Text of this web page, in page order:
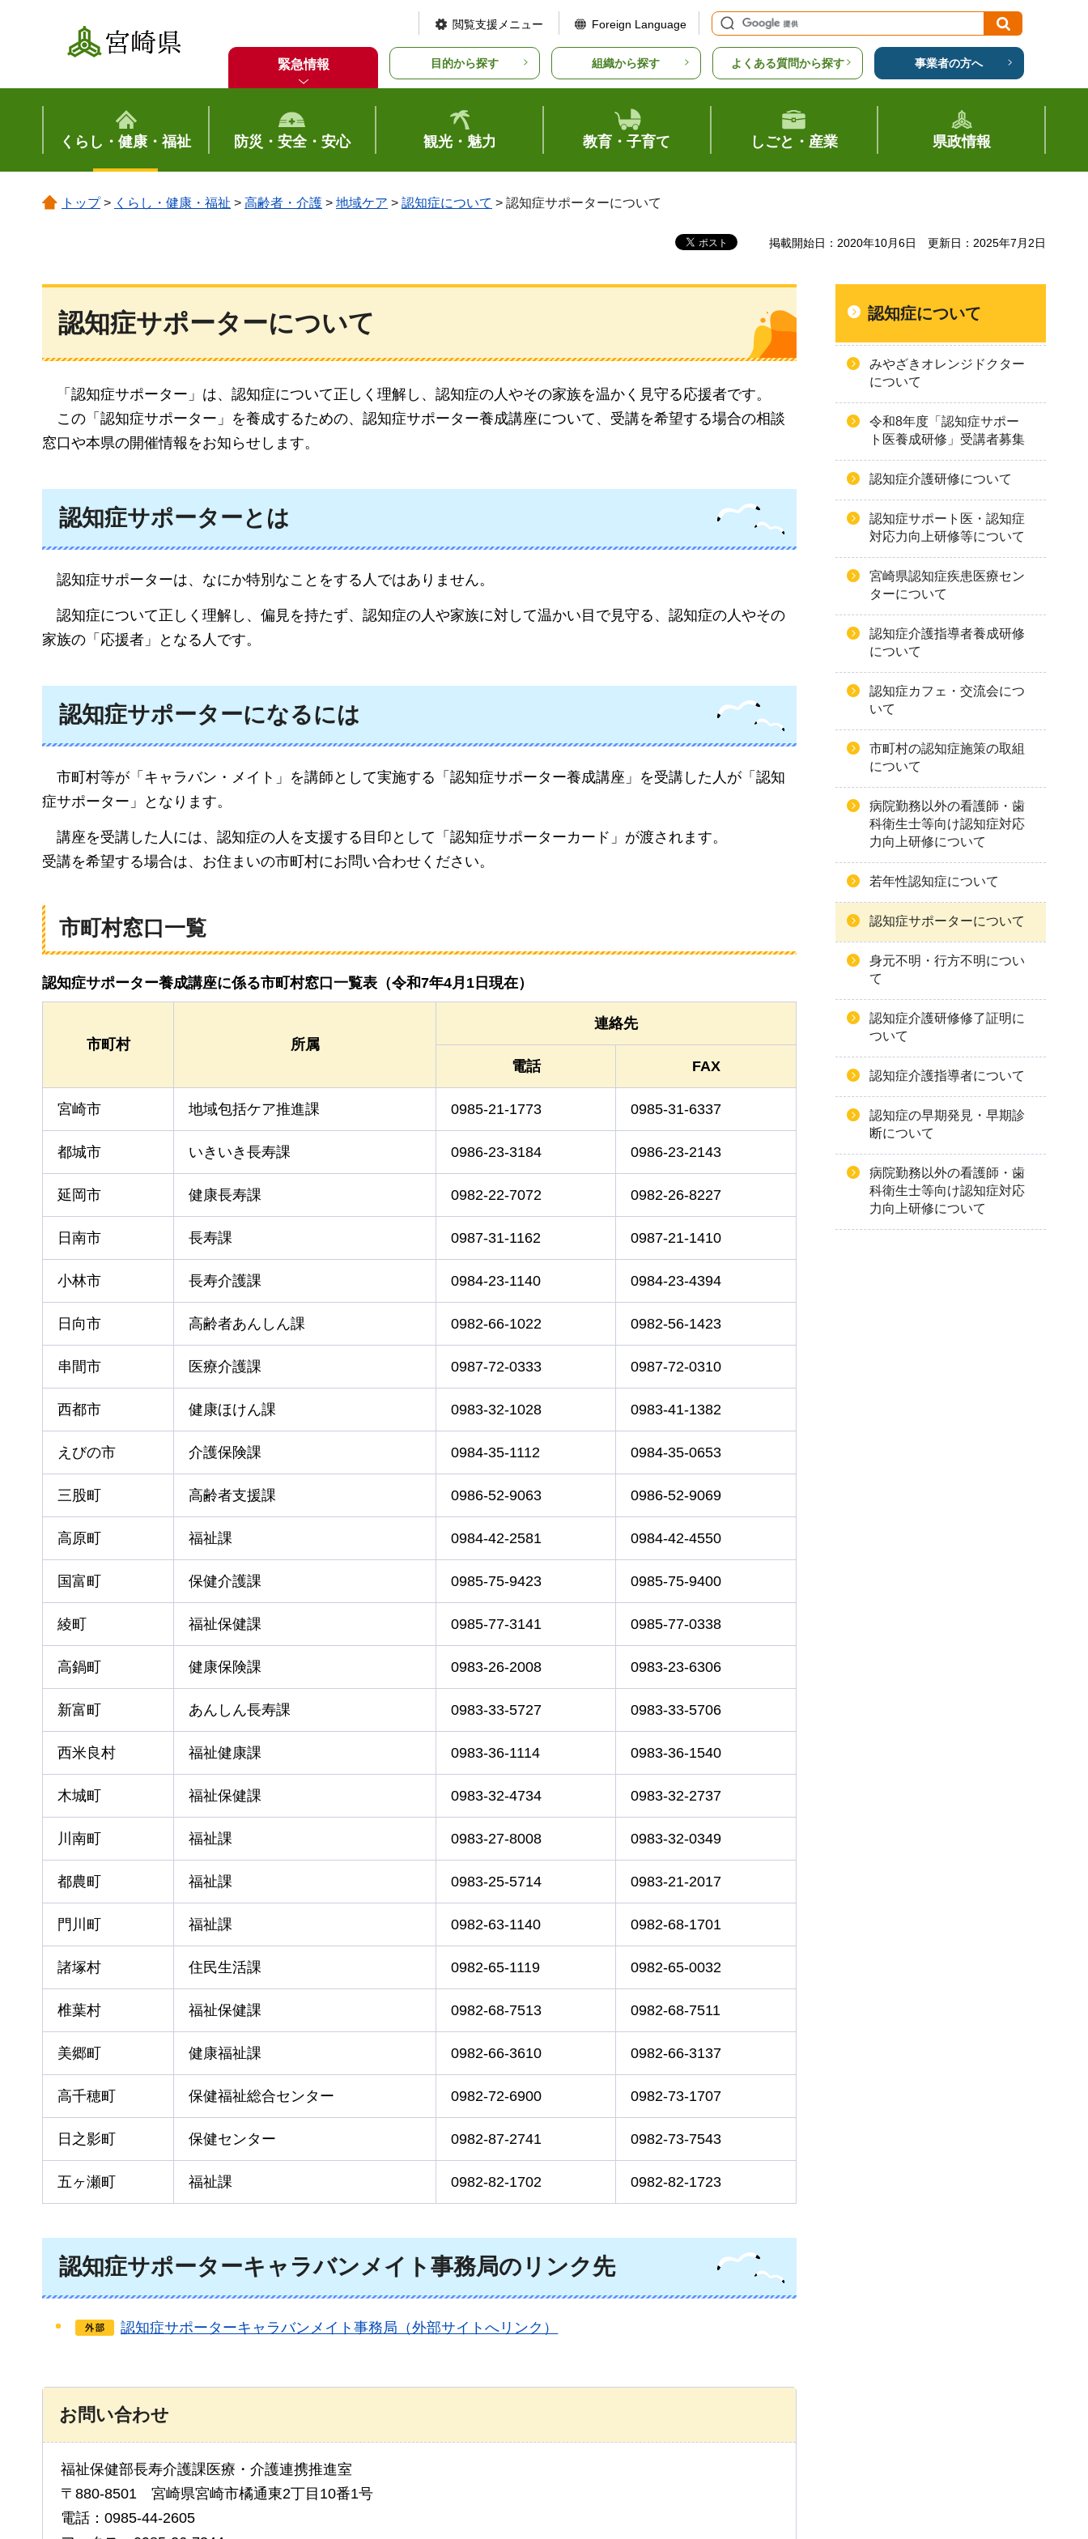
宮崎県
閲覧支援メニュー Foreign Language
緊急情報 目的から探す 組織から探す よくある質問から探す 事業者の方へ
くらし・健康・福祉 防災・安全・安心 観光・魅力 教育・子育て しごと・産業 県政情報
トップ> くらし・健康・福祉 > 高齢者・介護 > 地域ケア > 認知症について > 認知症サポーターについて
掲載開始日：2020年10月6日 更新日：2025年7月2日
認知症サポーターについて
「認知症サポーター」は、認知症について正しく理解し、認知症の人やその家族を温かく見守る応援者です。
この 「認知症サポーター」を養成するための、認知症サポーター養成講座について、受講を希望する場合の相談
窓口や本県の開催情報をお知らせします。
認知症サポーターとは
認知症サポーターは、なにか特別なことをする人ではありません。
認知症について正しく理解し、偏見を持たず、認知症の人や家族に対して温かい目で見守る、認知症の人やその
家族の「応援者」となる人です。
認知症サポーターになるには
市町村等が「キャラバン・メイト」を講師として実施する「認知症サポーター養成講座」を受講した人が「認知
症サポーター」となります。
講座を受講した人には、認知症の人を支援する目印として「認知症サポーターカード」が渡されます。
受講を希望する場合は、お住まいの市町村にお問い合わせください。
市町村窓口一覧
認知症サポーター養成講座に係る市町村窓口一覧表（令和7年4月1日現在）
市町村 所属
連絡先
電話 FAX
宮崎市 地域包括ケア推進課 0985-21-1773 0985-31-6337
都城市 いきいき長寿課 0986-23-3184 0986-23-2143
延岡市 健康長寿課 0982-22-7072 0982-26-8227
日南市 長寿課 0987-31-1162 0987-21-1410
小林市 長寿介護課 0984-23-1140 0984-23-4394
日向市 高齢者あんしん課 0982-66-1022 0982-56-1423
串間市 医療介護課 0987-72-0333 0987-72-0310
西都市 健康ほけん課 0983-32-1028 0983-41-1382
えびの市 介護保険課 0984-35-1112 0984-35-0653
三股町 高齢者支援課 0986-52-9063 0986-52-9069
高原町 福祉課 0984-42-2581 0984-42-4550
国富町 保健介護課 0985-75-9423 0985-75-9400
綾町 福祉保健課 0985-77-3141 0985-77-0338
高鍋町 健康保険課 0983-26-2008 0983-23-6306
新富町 あんしん長寿課 0983-33-5727 0983-33-5706
西米良村 福祉健康課 0983-36-1114 0983-36-1540
木城町 福祉保健課 0983-32-4734 0983-32-2737
川南町 福祉課 0983-27-8008 0983-32-0349
都農町 福祉課 0983-25-5714 0983-21-2017
門川町 福祉課 0982-63-1140 0982-68-1701
諸塚村 住民生活課 0982-65-1119 0982-65-0032
椎葉村 福祉保健課 0982-68-7513 0982-68-7511
美郷町 健康福祉課 0982-66-3610 0982-66-3137
高千穂町 保健福祉総合センター 0982-72-6900 0982-73-1707
日之影町 保健センター 0982-87-2741 0982-73-7543
五ヶ瀬町 福祉課 0982-82-1702 0982-82-1723
認知症サポーターキャラバンメイト事務局のリンク先
認知症サポーターキャラバンメイト事務局（外部サイトへリンク）
お問い合わせ
福祉保健部長寿介護課医療・介護連携推進室
〒880-8501 宮崎県宮崎市橘通東2丁目10番1号
電話：0985-44-2605
認知症について
みやざきオレンジドクター
について
令和8年度「認知症サポー
ト医養成研修」受講者募集
認知症介護研修について
認知症サポート医・認知症
対応力向上研修等について
宮崎県認知症疾患医療セン
ターについて
認知症介護指導者養成研修
について
認知症カフェ・交流会につ
いて
市町村の認知症施策の取組
について
病院勤務以外の看護師・歯
科衛生士等向け認知症対応
力向上研修について
若年性認知症について
認知症サポーターについて
身元不明・行方不明につい
て
認知症介護研修修了証明に
ついて
認知症介護指導者について
認知症の早期発見・早期診
断について
病院勤務以外の看護師・歯
科衛生士等向け認知症対応
力向上研修について